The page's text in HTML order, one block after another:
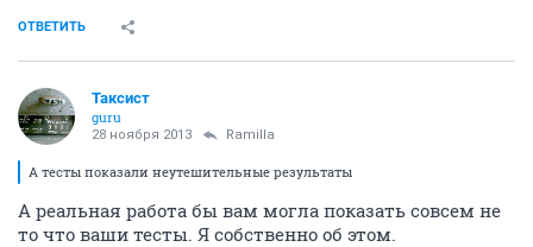
ОТВЕТИТЬ
Таксист
guru
28 ноября 2013 Ramilla
А тесты показали неутешительные результаты
А реальная работа бы вам могла показать совсем не
то что ваши тесты. Я собственно об этом.